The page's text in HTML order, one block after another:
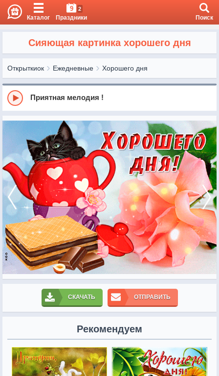
Каталог
9 2
Праздники Поиск
Сияющая картинка хорошего дня
Открыткиок Ежедневные Хорошего дня
Приятная мелодия !
СКАЧАТЬ ОТПРАВИТЬ
Рекомендуем